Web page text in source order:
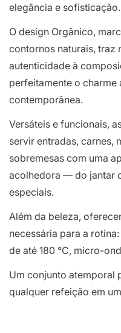
elegância e sofisticação.
O design Orgânico,
contornos naturais, traz
autenticidade à
perfeitamente o charme
contemporânea.
Versáteis e funcionais,
servir entradas, carnes,
sobremesas com uma
acolhedora — do jantar
especiais.
Além da beleza,
necessária para a
de até 180 °C, micro-
Um conjunto atemporal
qualquer refeição em